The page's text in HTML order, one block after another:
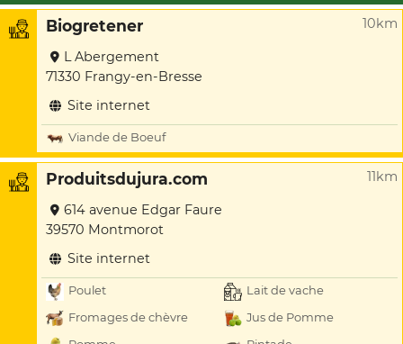
Biogretener 10km
L Abergement
71330 Frangy-en-Bresse
Site internet
Viande de Boeuf
Produitsdujura.com 11km
614 avenue Edgar Faure
39570 Montmorot
Site internet
Poulet
Lait de vache
Fromages de chèvre
Jus de Pomme